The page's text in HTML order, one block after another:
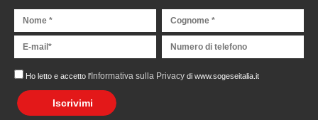
Ho letto e accetto l'Informativa sulla Privacydi www.sogeseitalia.it
Iscrivimi